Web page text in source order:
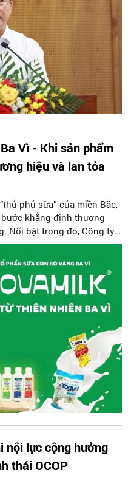
Vì - Khi sản phẩm
hiệu và lan tỏa
phủ sữa” của miền Bắc,
khẳng định thương
Nổi bật trong đó, Công ty
không chỉ
mà còn lan tỏa giá trị
an sinh xã hội, từ thiện
nội lực cộng hưởng
thái OCOP